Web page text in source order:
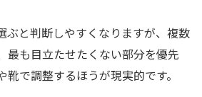
ぶと判断しやすくなりますが、複数
最も目立たせたくない部分を優先
靴で調整するほうが現実的です。